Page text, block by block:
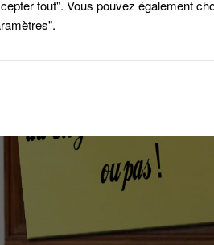
tout". Vous pouvez également